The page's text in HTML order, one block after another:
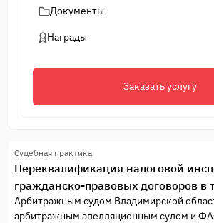
Документы
Награды
Заказать услугу
Судебная практика
Переквалификация налоговой
гражданско-правовых договоров в
Арбитражным судом Владимирской
арбитражным апелляционным судом и